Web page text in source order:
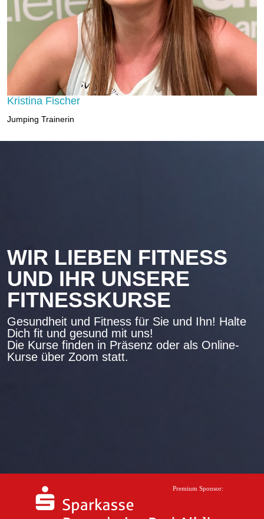
Kristina Fischer
Jumping Trainerin
WIR LIEBEN FITNESS
UND IHR UNSERE
FITNESSKURSE
Gesundheit und Fitness für Sie und Ihn! Halte
Dich fit und gesund mit uns!
Die Kurse finden in Präsenz oder als Online-
Kurse über Zoom statt.